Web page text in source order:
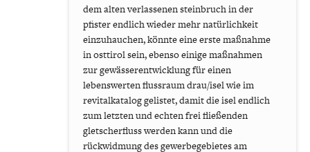
dem alten verlassenen steinbruch in der
pfister endlich wieder mehr natürlichkeit
einzuhauchen, könnte eine erste maßnahme
in osttirol sein, ebenso einige maßnahmen
zur gewässerentwicklung für einen
lebenswerten flussraum drau/isel wie im
revitalkatalog gelistet, damit die isel endlich
zum letzten und echten frei fließenden
gletscherfluss werden kann und die
rückwidmung des gewerbegebietes am